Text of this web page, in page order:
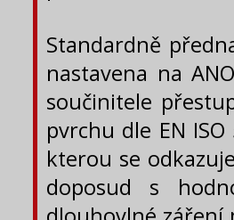
Standardně
nastavena na
součinitele
pvrchu dle EN
kterou se
doposud s